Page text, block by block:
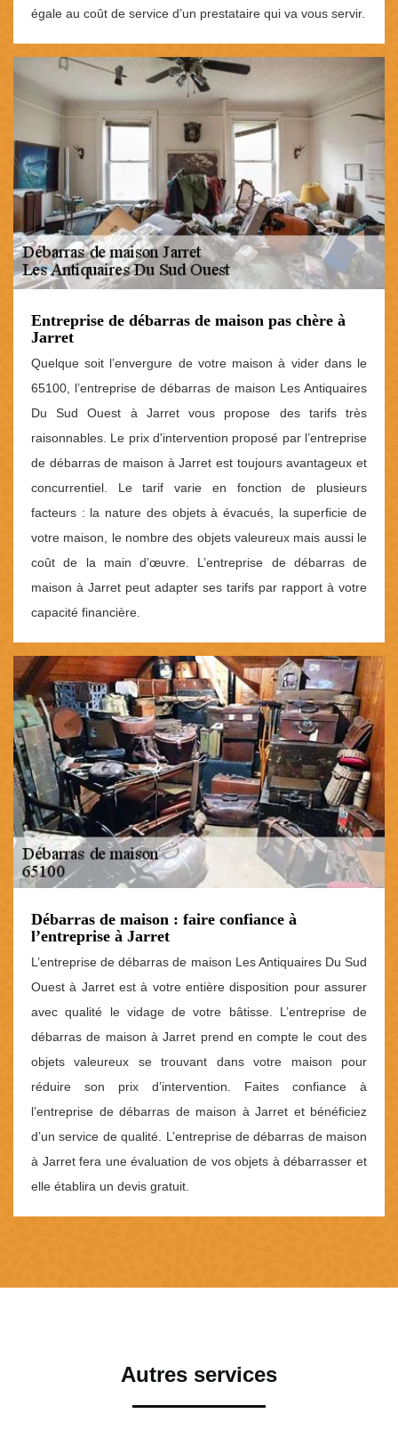
égale au coût de service d’un prestataire qui va vous servir.
Entreprise de débarras de maison pas chère à
Jarret
Quelque soit l’envergure de votre maison à vider dans le
65100, l’entreprise de débarras de maison Les Antiquaires
Du Sud Ouest à Jarret vous propose des tarifs très
raisonnables. Le prix d'intervention proposé par l’entreprise
de débarras de maison à Jarret est toujours avantageux et
concurrentiel. Le tarif varie en fonction de plusieurs
facteurs : la nature des objets à évacués, la superficie de
votre maison, le nombre des objets valeureux mais aussi le
coût de la main d’œuvre. L’entreprise de débarras de
maison à Jarret peut adapter ses tarifs par rapport à votre
capacité financière.
Débarras de maison : faire confiance à
l’entreprise à Jarret
L’entreprise de débarras de maison Les Antiquaires Du Sud
Ouest à Jarret est à votre entière disposition pour assurer
avec qualité le vidage de votre bâtisse. L’entreprise de
débarras de maison à Jarret prend en compte le cout des
objets valeureux se trouvant dans votre maison pour
réduire son prix d’intervention. Faites confiance à
l’entreprise de débarras de maison à Jarret et bénéficiez
d’un service de qualité. L’entreprise de débarras de maison
à Jarret fera une évaluation de vos objets à débarrasser et
elle établira un devis gratuit.
Autres services